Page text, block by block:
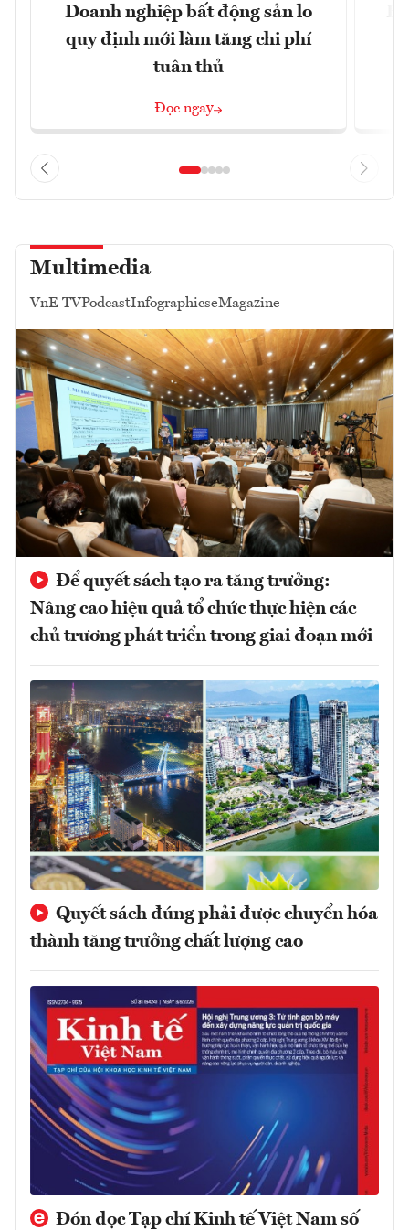
Doanh nghiệp bất động sản lo
quy định mới làm tăng chi phí
tuân thủ
Đọc ngay
Multimedia
VnE TVPodcastInfographicseMagazine
Để quyết sách tạo ra tăng trưởng:
Nâng cao hiệu quả tổ chức thực hiện các
chủ trương phát triển trong giai đoạn mới
Quyết sách đúng phải được chuyển hóa
thành tăng trưởng chất lượng cao
Đón đọc Tạp chí Kinh tế Việt Nam số